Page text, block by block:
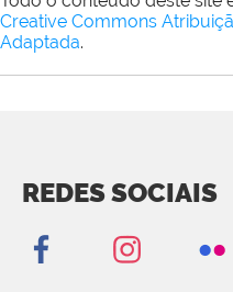
Creative Commons
Adaptada.
REDES SOCIAIS